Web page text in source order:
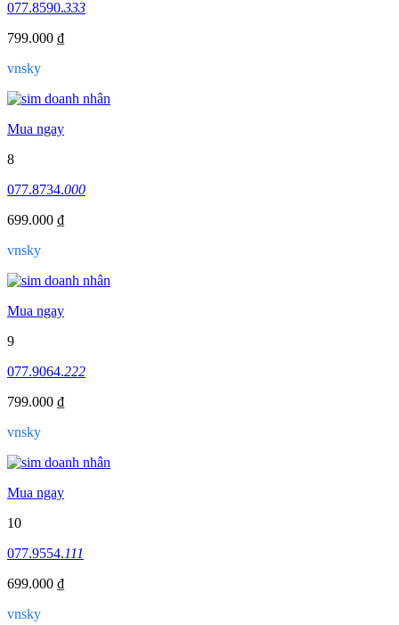
077.8590.333
799.000 ₫
vnsky
Mua ngay
8
077.8734.000
699.000 ₫
vnsky
Mua ngay
9
077.9064.222
799.000 ₫
vnsky
Mua ngay
10
077.9554.111
699.000 ₫
vnsky